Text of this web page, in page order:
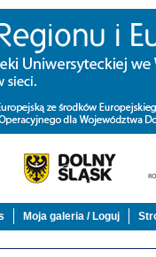
Moja galeria / Loguj